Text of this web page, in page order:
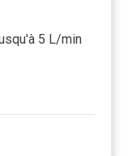
5 L/min